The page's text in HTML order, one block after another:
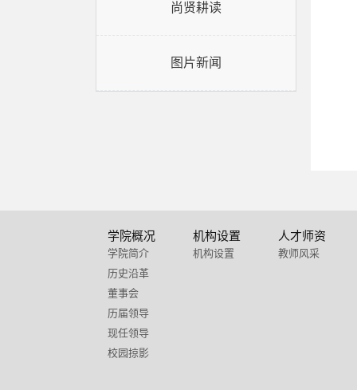
尚贤耕读
图片新闻
学院概况
学院简介
历史沿革
董事会
历届领导
现任领导
校园掠影
机构设置
机构设置
人才师资
教师风采